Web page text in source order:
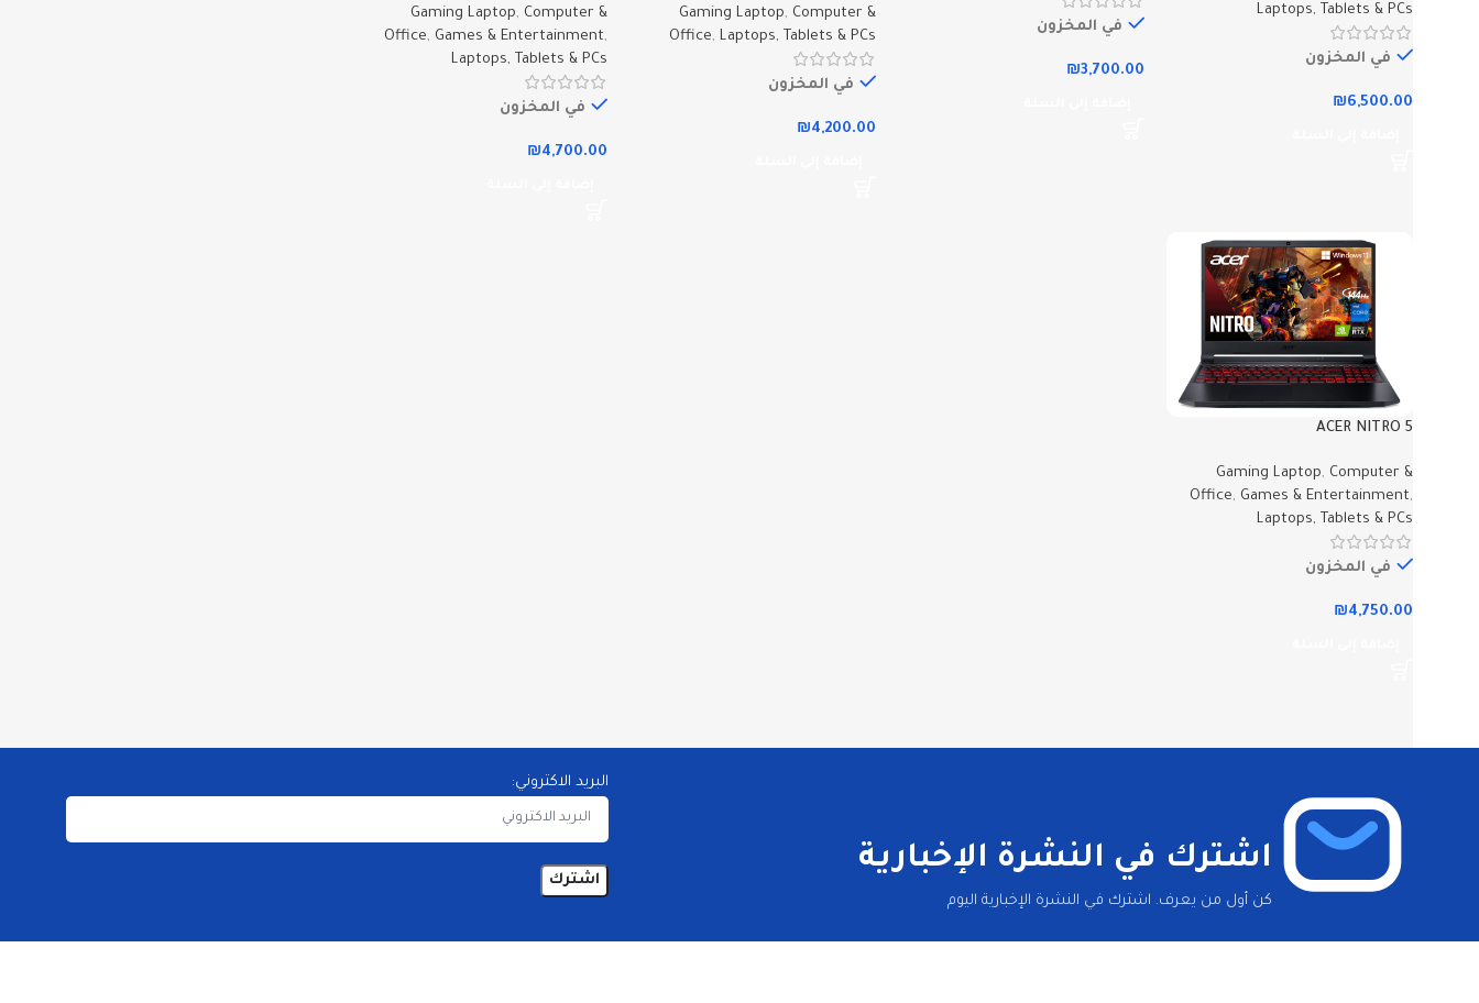
Laptops, Tablets & PCs
في المخزون
₪6,500.00
في المخزون
₪3,700.00
Gaming Laptop, Computer &
Office,Laptops, Tablets & PCs
في المخزون
₪4,200.00
Gaming Laptop, Computer &
Office, Games & Entertainment,
Laptops, Tablets & PCs
في المخزون
₪4,700.00
ACER NITRO 5
Gaming Laptop, Computer &
Office, Games & Entertainment,
Laptops, Tablets & PCs
في المخزون
₪4,750.00
اشترك في النشرة الإخبارية
كن أول من يعرف. اشترك في النشرة الإخبارية اليوم
البريد الاكتروني: